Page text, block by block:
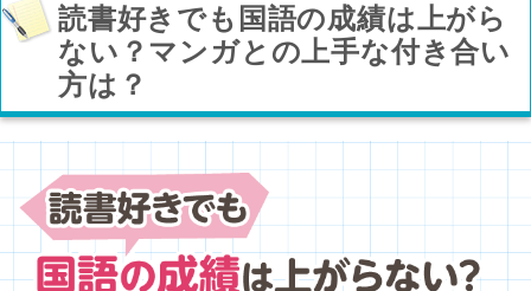
読書好きでも国語の成績は上がら
ない？マンガとの上手な付き合い
方は？